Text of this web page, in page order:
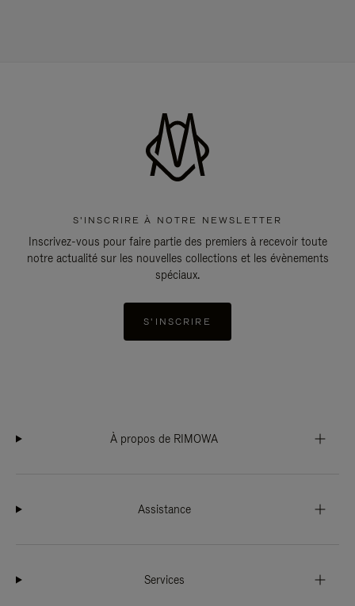
S'INSCRIRE À NOTRE NEWSLETTER
Inscrivez-vous pour faire partie des premiers à recevoir toute
notre actualité sur les nouvelles collections et les évènements
spéciaux.
S'INSCRIRE
À propos de RIMOWA
Assistance
Services